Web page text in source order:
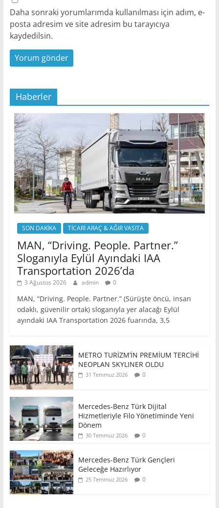
Daha sonraki yorumlarımda kullanılması için adım, e-
posta adresim ve site adresim bu tarayıcıya
kaydedilsin.
Haberler
SON DAKİKA TİCARİ ARAÇ & AĞIR VASITA
MAN, “Driving. People. Partner.”
Sloganıyla Eylül Ayındaki IAA
Transportation 2026’da
3 Ağustos 2026 admin 0
MAN, “Driving. People. Partner.” (Sürüşte öncü, insan
odaklı, güvenilir ortak) sloganıyla yer alacağı Eylül
ayındaki IAA Transportation 2026 fuarında, 3,5
METRO TURİZM’İN PREMİUM TERCİHİ
NEOPLAN SKYLINER OLDU
31 Temmuz 2026 0
Mercedes-Benz Türk Dijital
Hizmetleriyle Filo Yönetiminde Yeni
Dönem
30 Temmuz 2026 0
Mercedes-Benz Türk Gençleri
Geleceğe Hazırlıyor
25 Temmuz 2026 0